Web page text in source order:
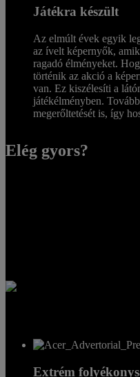
Játékra készült
Az elmúlt évek egyik
az ívelt képernyők,
ragadó élményeket.
történik az akció a
van. Ez kiszélesíti a
játékélményben.
megerőltetését is, így
Elég gyors?
Extrém